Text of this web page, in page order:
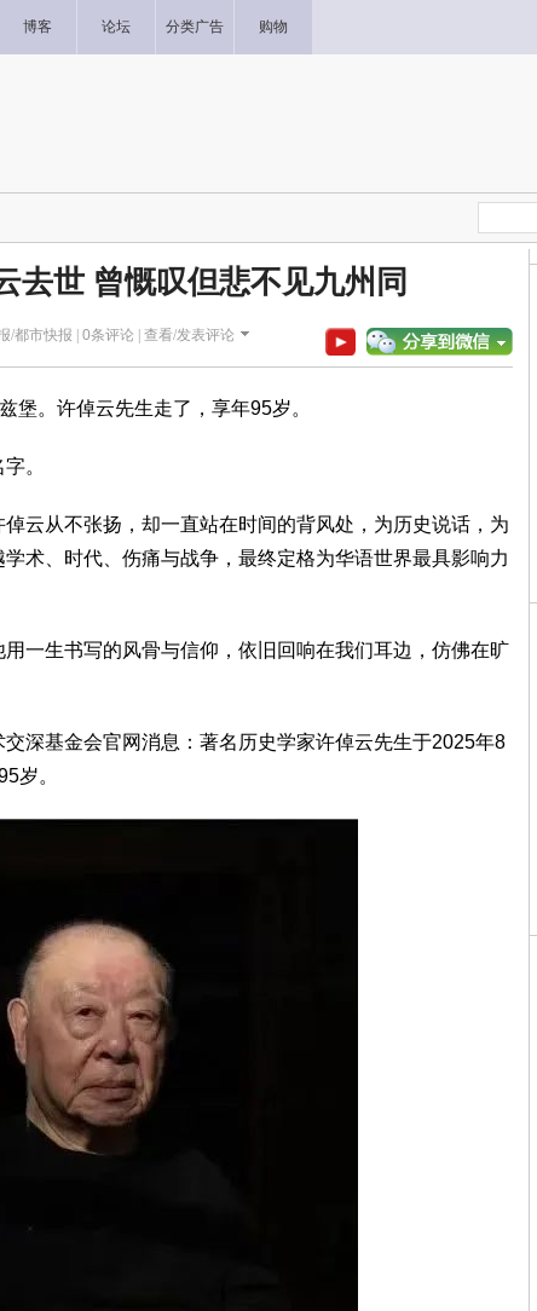
博客 论坛 分类广告 购物
去世 曾慨叹但悲不见九州同
/都市快报 | 0条评论 | 查看/发表评论
。许倬云先生走了，享年95岁。
。
从不张扬，却一直站在时间的背风处，为历史说话，为
术、时代、伤痛与战争，最终定格为华语世界最具影响力
生书写的风骨与信仰，依旧回响在我们耳边，仿佛在旷
基金会官网消息：著名历史学家许倬云先生于2025年8
岁。